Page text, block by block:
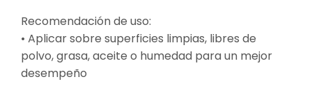
Recomendación de uso:
• Aplicar sobre superficies limpias, libres de
polvo, grasa, aceite o humedad para un mejor
desempeño